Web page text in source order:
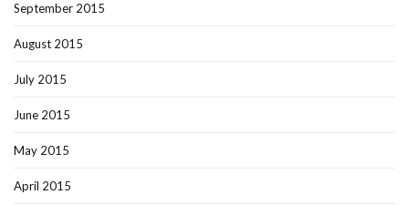
September 2015
August 2015
July 2015
June 2015
May 2015
April 2015